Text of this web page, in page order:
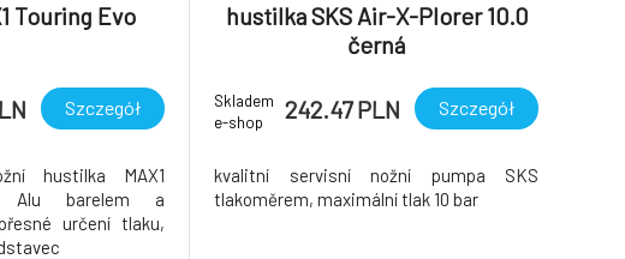
Touring Evo
Szczegół
hustilka MAX1
barelem a
určení tlaku,
hustilka SKS Air-X-Plorer 10.0
černá
Skladem
e-shop
242.47 PLN Szczegół
kvalitní servisní nožní pumpa SKS
tlakoměrem, maximální tlak 10 bar